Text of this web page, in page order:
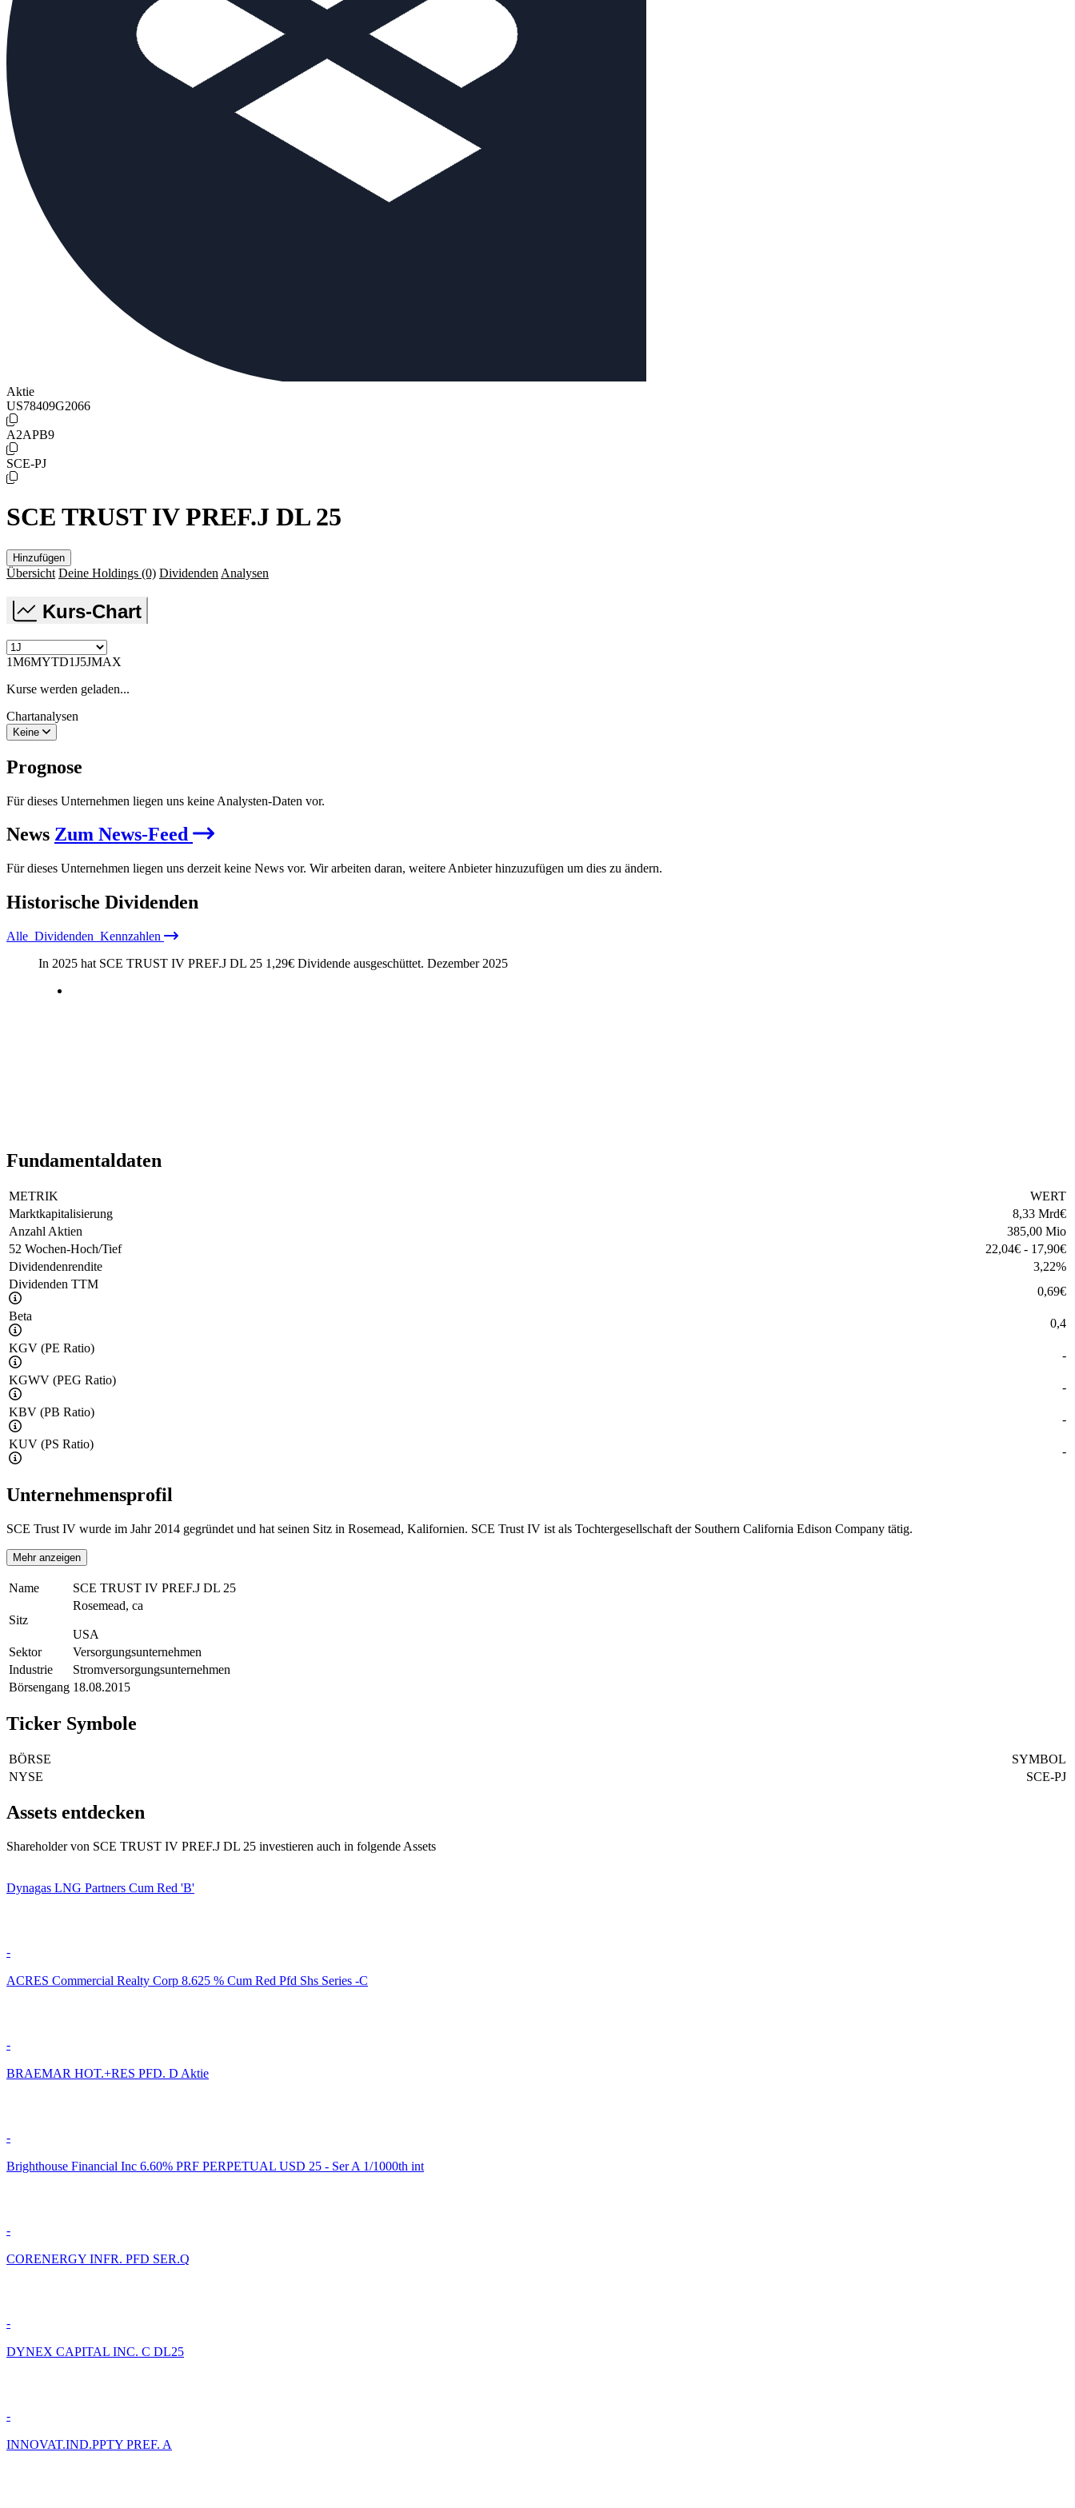
Aktie
US78409G2066
A2APB9
SCE-PJ
SCE TRUST IV PREF.J DL 25
Hinzufügen
Übersicht Deine Holdings (0) Dividenden Analysen
Kurs-Chart
1M6MYTD1J5JMAX
Kurse werden geladen...
Chartanalysen
Keine
Prognose
Für dieses Unternehmen liegen uns keine Analysten-Daten vor.
News Zum News-Feed
Für dieses Unternehmen liegen uns derzeit keine News vor. Wir arbeiten daran, weitere Anbieter hinzuzufügen um dies zu ändern.
Historische Dividenden
Alle Dividenden Kennzahlen
In 2025 hat SCE TRUST IV PREF.J DL 25 1,29€ Dividende ausgeschüttet. Dezember 2025
Fundamentaldaten
METRIK
WERT
Marktkapitalisierung
8,33 Mrd€
Anzahl Aktien
385,00 Mio
52 Wochen-Hoch/Tief
22,04€ - 17,90€
Dividendenrendite
3,22%
Dividenden TTM
0,69€
Beta
0,4
KGV (PE Ratio)
-
KGWV (PEG Ratio)
-
KBV (PB Ratio)
-
KUV (PS Ratio)
-
Unternehmensprofil
SCE Trust IV wurde im Jahr 2014 gegründet und hat seinen Sitz in Rosemead, Kalifornien. SCE Trust IV ist als Tochtergesellschaft der Southern California Edison Company tätig.
Mehr anzeigen
Name SCE TRUST IV PREF.J DL 25
Sitz
Rosemead, ca
USA
Sektor
Versorgungsunternehmen
Industrie
Stromversorgungsunternehmen
Börsengang 18.08.2015
Ticker Symbole
BÖRSE
SYMBOL
NYSE
SCE-PJ
Assets entdecken
Shareholder von SCE TRUST IV PREF.J DL 25 investieren auch in folgende Assets
Dynagas LNG Partners Cum Red 'B'
-
ACRES Commercial Realty Corp 8.625 % Cum Red Pfd Shs Series -C
-
BRAEMAR HOT.+RES PFD. D Aktie
-
Brighthouse Financial Inc 6.60% PRF PERPETUAL USD 25 - Ser A 1/1000th int
-
CORENERGY INFR. PFD SER.Q
-
DYNEX CAPITAL INC. C DL25
-
INNOVAT.IND.PPTY PREF. A